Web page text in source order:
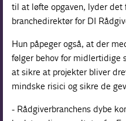
til at løfte opgaven, lyder det
branchedirektør for DI
Hun påpeger også, at der
følger behov for midlertidige
at sikre at projekter bliver
mindske risici og sikre de
- Rådgiverbranchens dybe